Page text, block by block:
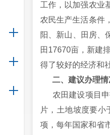
工作，以加强农业
农民生产生活条件
阳、新山、田房、
田17670亩，新建
得了较好的经济和
二、建议办理情
农田建设项目申
片，土地坡度要
项，每年国家和省